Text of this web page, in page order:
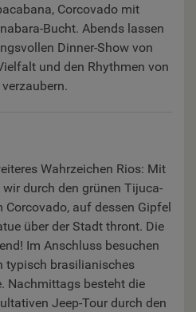
Corcovado mit
Bucht. Abends lassen
Dinner-Show von
und den Rhythmen von
Wahrzeichen Rios: Mit
durch den grünen Tijuca-
auf dessen Gipfel
über der Stadt thront. Die
Im Anschluss besuchen
typisch brasilianisches
Nachmittags besteht die
Jeep-Tour durch den